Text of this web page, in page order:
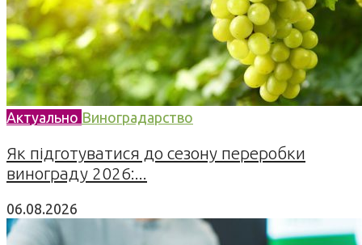
Актуально Виноградарство
Як підготуватися до сезону переробки
винограду 2026:...
06.08.2026